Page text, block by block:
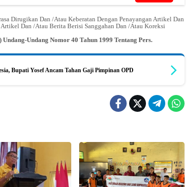
Dirugikan Dan /Atau Keberatan Dengan Penayangan Artikel Dan
Dan /Atau Berita Berisi Sanggahan Dan /Atau Koreksi
Undang-Undang Nomor 40 Tahun 1999 Tentang Pers.
Bupati Yosef Ancam Tahan Gaji Pimpinan OPD